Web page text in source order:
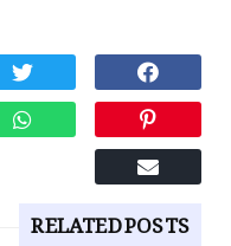
RELATED POSTS